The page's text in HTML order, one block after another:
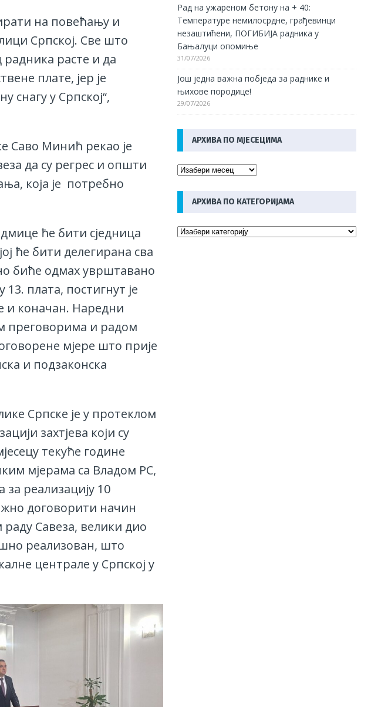
на повећању и
Српској. Све што
расте и да
плате, јер је
снагу у Српској“,
Саво Минић рекао је
да су регрес и општи
која је потребно
ће бити сједница
ће бити делегирана сва
биће одмах уврштавано
плата, постигнут је
и коначан. Наредни
преговорима и радом
мјере што прије
и подзаконска
Српске је у протеклом
захтјева који су
текуће године
мјерама са Владом РС,
реализацију 10
договорити начин
Савеза, велики дио
реализован, што
централе у Српској у
Рад на ужареном бетону на + 40:
Температуре немилосрдне, грађевинци
незаштићени, ПОГИБИЈА радника у
Бањалуци опомиње
31/07/2026
Још једна важна побједа за раднике и
њихове породице!
29/07/2026
АРХИВА ПО МЈЕСЕЦИМА
АРХИВА ПО КАТЕГОРИЈАМА